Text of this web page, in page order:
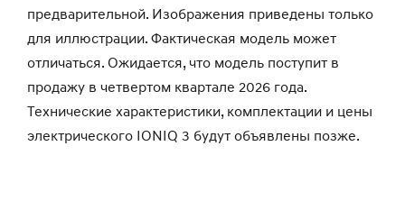
предварительной. Изображения приведены только
для иллюстрации. Фактическая модель может
отличаться. Ожидается, что модель поступит в
продажу в четвертом квартале 2026 года.
Технические характеристики, комплектации и цены
электрического IONIQ 3 будут объявлены позже.